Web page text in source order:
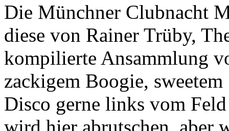
Die Münchner Clubnacht
diese von Rainer Trüby,
kompilierte Ansammlung
zackigem Boogie,
Disco gerne links vom
wird hier abrutschen, aber